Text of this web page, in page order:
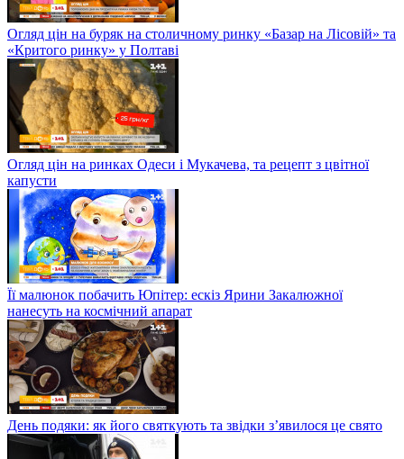
Огляд цін на буряк на столичному ринку «Базар на Лісовій» та
«Критого ринку» у Полтаві
Огляд цін на ринках Одеси і Мукачева, та рецепт з цвітної
капусти
Її малюнок побачить Юпітер: ескіз Ярини Закалюжної
нанесуть на космічний апарат
День подяки: як його святкують та звідки з’явилося це свято